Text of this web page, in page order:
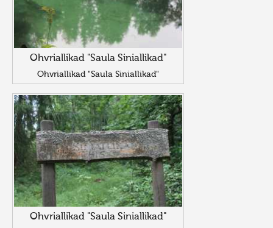
Ohvriallikad "Saula Siniallikad"
Ohvriallikad "Saula Siniallikad"
Ohvriallikad "Saula Siniallikad"